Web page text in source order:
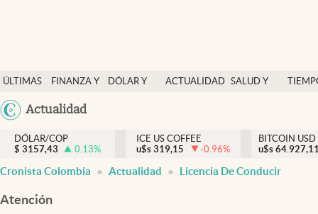
ÚLTIMAS
NOTICIAS
FINANZA Y
DÓLAR Y
ACTUALIDAD SALUD Y
México
USA
Actualidad
Salud y nutrición
Vida espiritual
Actualidad
DÓLAR/COP
$ 3157,43 0.13%
ICE US COFFEE
u$s 319,15 -0.96%
BITCOIN USD
u$s
Cronista Colombia Actualidad Licencia De Conducir
Atención